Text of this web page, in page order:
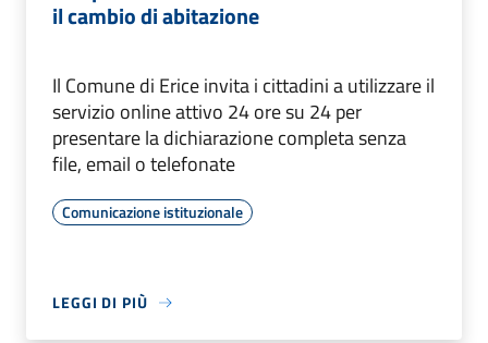
il cambio di abitazione
Il Comune di Erice invita i cittadini a utilizzare il
servizio online attivo 24 ore su 24 per
presentare la dichiarazione completa senza
file, email o telefonate
Comunicazione istituzionale
LEGGI DI PIÙ